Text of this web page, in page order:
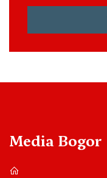
Media Bogor